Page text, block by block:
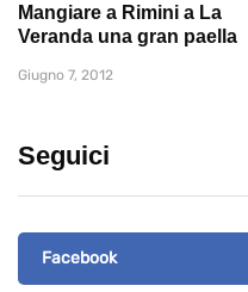
Mangiare a Rimini a La
Veranda una gran paella
Giugno 7, 2012
Seguici
Facebook